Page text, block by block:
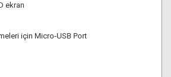
ekran
için Micro-USB Port